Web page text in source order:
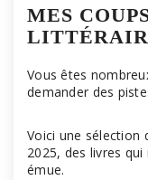
MES
Vous êtes
demander des
Voici une sélection
2025, des livres
émue.